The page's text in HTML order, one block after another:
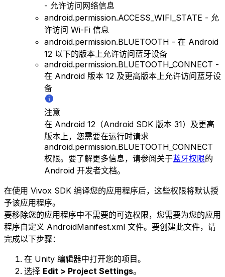
- 允许访问网络信息
android.permission.ACCESS_WIFI_STATE - 允
许访问 Wi-Fi 信息
android.permission.BLUETOOTH - 在 Android
12 以下的版本上允许访问蓝牙设备
android.permission.BLUETOOTH_CONNECT -
在 Android 版本 12 及更高版本上允许访问蓝牙设
备
注意
在 Android 12（Android SDK 版本 31）及更高
版本上，您需要在运行时请求
android.permission.BLUETOOTH_CONNECT
权限。要了解更多信息，请参阅关于蓝牙权限的
Android 开发者文档。
在使用 Vivox SDK 编译您的应用程序后，这些权限将默认授
予该应用程序。
要移除您的应用程序中不需要的可选权限，您需要为您的应用
程序自定义 AndroidManifest.xml 文件。要创建此文件，请
完成以下步骤：
在 Unity 编辑器中打开您的项目。
选择 Edit > Project Settings。